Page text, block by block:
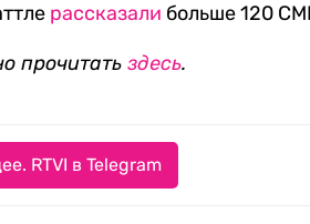
рассказали больше 120
прочитатьздесь.
RTVI в Telegram